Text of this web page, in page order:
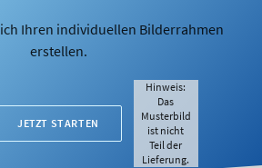
Ihren individuellen Bilderrahmen
erstellen.
JETZT STARTEN
Hinweis:
Das
Musterbild
ist nicht
Teil der
Lieferung.